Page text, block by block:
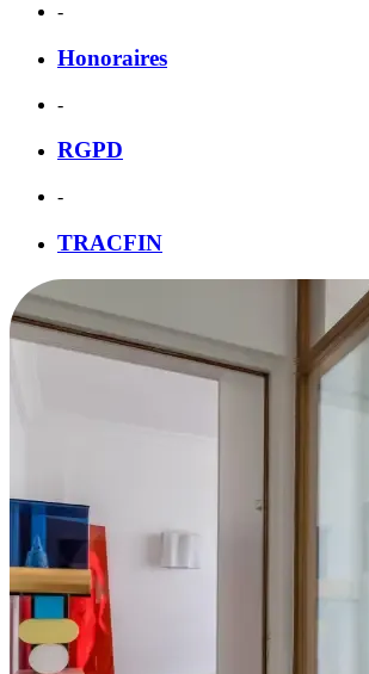
-
Honoraires
-
RGPD
-
TRACFIN